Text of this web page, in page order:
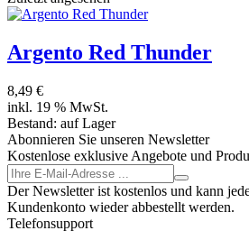
Argento Red Thunder
8,49 €
inkl. 19 % MwSt.
Bestand: auf Lager
Abonnieren Sie unseren Newsletter
Kostenlose exklusive Angebote und
Der Newsletter ist kostenlos und kann
Kundenkonto wieder abbestellt werden.
Telefonsupport